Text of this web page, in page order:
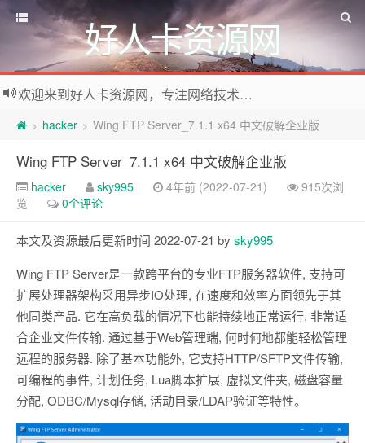
好人卡资源网
欢迎来到好人卡资源网，专注网络技术资源收集，我们不仅是网络资源的搬运工，也生产原创资源。寻找资源请留言或关注公众号:烈日下的男人
> hacker > Wing FTP Server_7.1.1 x64 中文破解企业版
Wing FTP Server_7.1.1 x64 中文破解企业版
hacker sky995 4年前 (2022-07-21)
915次浏
览
0个评论
本文及资源最后更新时间 2022-07-21 by sky995
Wing FTP Server是一款跨平台的专业FTP服务器软件, 支持可
扩展处理器架构采用异步IO处理, 在速度和效率方面领先于其
他同类产品. 它在高负载的情况下也能持续地正常运行, 非常适
合企业文件传输. 通过基于Web管理端, 何时何地都能轻松管理
远程的服务器. 除了基本功能外, 它支持HTTP/SFTP文件传输,
可编程的事件, 计划任务, Lua脚本扩展, 虚拟文件夹, 磁盘容量
分配, ODBC/Mysql存储, 活动目录/LDAP验证等特性。